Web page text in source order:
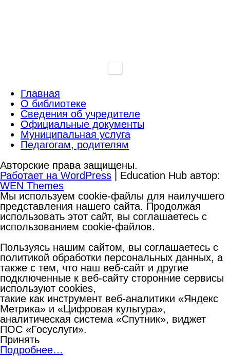
Главная
О библиотеке
Сведения об учредителе
Официальные документы
Муниципальная услуга
Педагогам, родителям
Авторские права защищены.
Работает на WordPress | Education Hub автор:
WEN Themes
Мы используем cookie-файлы для наилучшего
представления нашего сайта. Продолжая
использовать этот сайт, вы соглашаетесь с
использованием cookie-файлов.
Пользуясь нашим сайтом, вы соглашаетесь с
политикой обработки персональных данных, а
также с тем, что наш веб-сайт и другие
подключенные к веб-сайту сторонние сервисы
используют cookies,
такие как инструмент веб-аналитики «Яндекс
Метрика» и «Цифровая культура»,
аналитическая система «Спутник», виджет
ПОС «Госуслуги».
Принять
Подробнее…